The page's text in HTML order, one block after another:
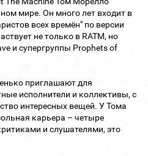
мире. Он много лет входит в
всех времён" по версии
не только в RATM, но
и супергруппы Prophets of
приглашают для
исполнители и коллективы, с
интересных вещей. У Тома
карьера – четыре
и слушателями, это